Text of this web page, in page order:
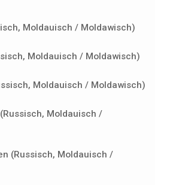
Moldauisch / Moldawisch)
Moldauisch / Moldawisch)
Moldauisch / Moldawisch)
Moldauisch /
(Russisch, Moldauisch /